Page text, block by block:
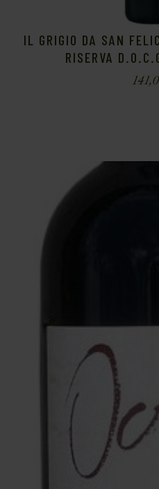
IL GRIGIO DA SAN
RISERVA